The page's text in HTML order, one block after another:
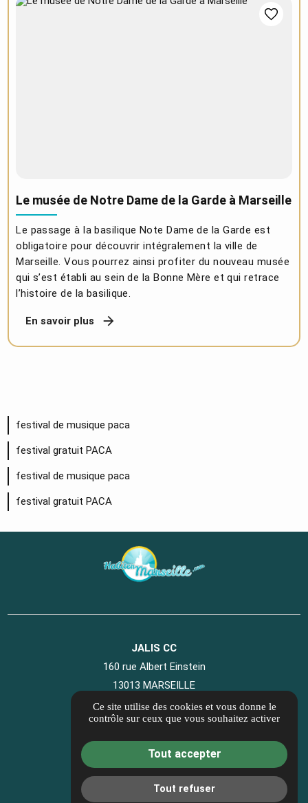
Le musée de Notre Dame de la Garde à Marseille
Le passage à la basilique Note Dame de la Garde est
obligatoire pour découvrir intégralement la ville de
Marseille. Vous pourrez ainsi profiter du nouveau musée
qui s’est établi au sein de la Bonne Mère et qui retrace
l’histoire de la basilique.
En savoir plus
festival de musique paca
festival gratuit PACA
festival de musique paca
festival gratuit PACA
JALIS CC
160 rue Albert Einstein
13013 MARSEILLE
04 89 41 07 40
Mentions légales
Politique de confidentialité
Gestion des cookies
Ce site utilise des cookies et vous donne le
contrôle sur ceux que vous souhaitez activer
Tout accepter
Tout refuser